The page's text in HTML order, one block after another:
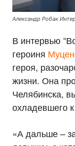
Александр Робак
В интервью
героиня
героя,
жизни. Она
Челябинска,
охладевшего
«А дальше –